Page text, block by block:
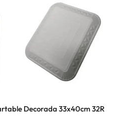
Decorada 33x40cm 32R